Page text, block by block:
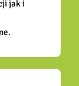
jak i